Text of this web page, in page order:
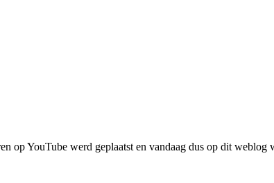
op YouTube werd geplaatst en vandaag dus op dit weblog